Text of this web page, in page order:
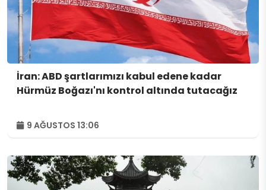
İran: ABD şartlarımızı kabul edene kadar
Hürmüz Boğazı'nı kontrol altında tutacağız
9 AĞUSTOS 13:06